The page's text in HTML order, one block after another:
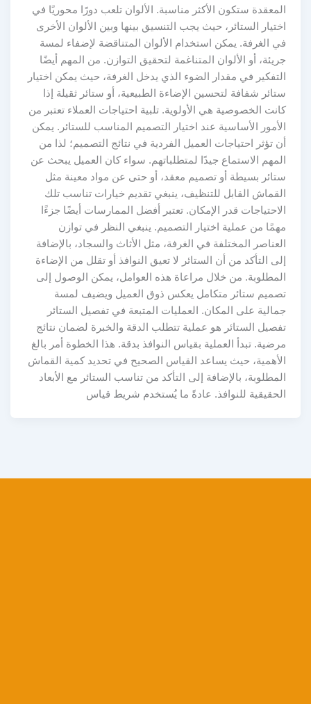
المعقدة ستكون الأكثر مناسبة. الألوان تلعب دورًا محوريًا في
اختيار الستائر، حيث يجب التنسيق بينها وبين الألوان الأخرى
في الغرفة. يمكن استخدام الألوان المتناقضة لإضفاء لمسة
جريئة، أو الألوان المتناغمة لتحقيق التوازن. من المهم أيضًا
التفكير في مقدار الضوء الذي يدخل الغرفة، حيث يمكن اختيار
ستائر شفافة لتحسين الإضاءة الطبيعية، أو ستائر ثقيلة إذا
كانت الخصوصية هي الأولوية. تلبية احتياجات العملاء تعتبر من
الأمور الأساسية عند اختيار التصميم المناسب للستائر. يمكن
أن تؤثر احتياجات العميل الفردية في نتائج التصميم؛ لذا من
المهم الاستماع جيدًا لمتطلباتهم. سواء كان العميل يبحث عن
ستائر بسيطة أو تصميم معقد، أو حتى عن مواد معينة مثل
القماش القابل للتنظيف، ينبغي تقديم خيارات تناسب تلك
الاحتياجات قدر الإمكان. تعتبر أفضل الممارسات أيضًا جزءًا
مهمًا من عملية اختيار التصميم. ينبغي النظر في توازن
العناصر المختلفة في الغرفة، مثل الأثاث والسجاد، بالإضافة
إلى التأكد من أن الستائر لا تعيق النوافذ أو تقلل من الإضاءة
المطلوبة. من خلال مراعاة هذه العوامل، يمكن الوصول إلى
تصميم ستائر متكامل يعكس ذوق العميل ويضيف لمسة
جمالية على المكان. العمليات المتبعة في تفصيل الستائر
تفصيل الستائر هو عملية تتطلب الدقة والخبرة لضمان نتائج
مرضية. تبدأ العملية بقياس النوافذ بدقة. هذا الخطوة أمر بالغ
الأهمية، حيث يساعد القياس الصحيح في تحديد كمية القماش
المطلوبة، بالإضافة إلى التأكد من تناسب الستائر مع الأبعاد
الحقيقية للنوافذ. عادةً ما يُستخدم شريط قياس